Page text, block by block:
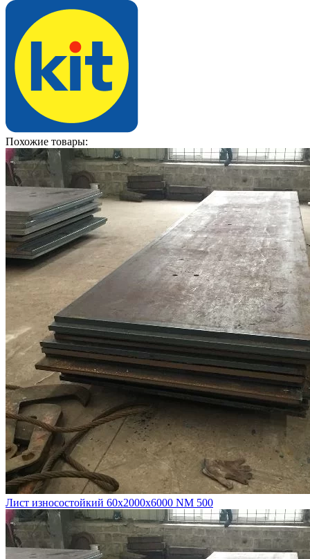
Похожие товары:
Лист износостойкий 60х2000х6000 NM 500